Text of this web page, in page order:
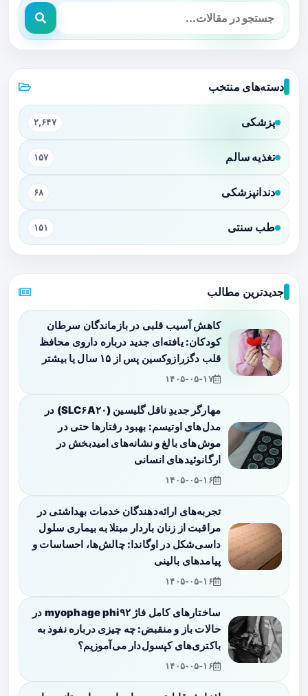
دسته‌های منتخب
پزشکی ۲,۶۴۷
تغذیه سالم ۱۵۷
دندانپزشکی ۶۸
طب سنتی ۱۵۱
جدیدترین مطالب
کاهش آسیب قلبی در بازماندگان سرطان
کودکان: یافته‌ای جدید درباره داروی محافظ
قلب دگزرازوکسین پس از ۱۵ سال یا بیشتر
۱۴۰۵-۰۵-۱۷
مهارگر جدیدِ ناقل گلیسین (SLC۶A۲۰) در
مدل‌های اوتیسم: بهبود رفتارها حتی در
موش‌های بالغ و نشانه‌های امیدبخش در
ارگانوئیدهای انسانی
۱۴۰۵-۰۵-۱۶
تجربه‌های ارائه‌دهندگان خدمات بهداشتی در
مراقبت از زنان باردار مبتلا به بیماری سلول
داسی‌شکل در اوگاندا: چالش‌ها، احساسات و
پیامدهای بالینی
۱۴۰۵-۰۵-۱۶
ساختارهای کامل فاژ myophage phi۹۲ در
حالات باز و منقبض: چه چیزی درباره نفوذ به
باکتری‌های کپسول‌دار می‌آموزیم؟
۱۴۰۵-۰۵-۱۶